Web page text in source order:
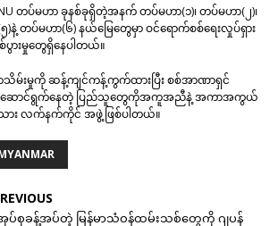
တပ်မဟာ ခုနစ်ခုရှိတဲ့အနက် တပ်မဟာ(၁)၊ တပ်မဟာ(၂)၊
နဲ့ တပ်မဟာ(၆) နယ်မြေတွေမှာ ဝင်ရောက်စစ်ရေးလှုပ်ရှား
ပွားမှုတွေရှိနေပါတယ်။
သိမ်းမှုကို ဆန့်ကျင်ကန့်ကွက်ထားပြီး စစ်အာဏာရှင်
ဆောင်ရွက်နေတဲ့ ပြည်သူတွေကိုအကူအညီနဲ့ အကာအကွယ်
သား လက်နက်ကိုင် အဖွဲ့ဖြစ်ပါတယ်။
ပ်စုခန့်အပ်တဲ့ မြန်မာသံဝန်ထမ်းသစ်တွေကို ဂျပန်